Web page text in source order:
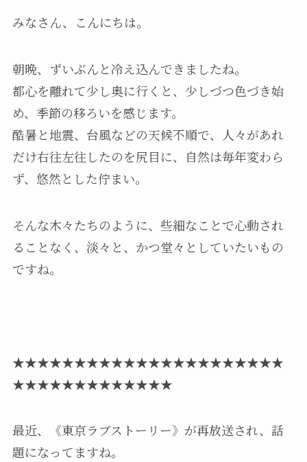
みなさん、こんにちは。
朝晩、ずいぶんと冷え込んできましたね。
都心を離れて少し奥に行くと、少しづつ色づき始
め、季節の移ろいを感じます。
酷暑と地震、台風などの天候不順で、人々があれ
だけ右往左往したのを尻目に、自然は毎年変わら
ず、悠然とした佇まい。
そんな木々たちのように、些細なことで心動され
ることなく、淡々と、かつ堂々としていたいもの
ですね。
★★★★★★★★★★★★★★★★★★★★★★
★★★★★★★★★★★★★
最近、《東京ラブストーリー》が再放送され、話
題になってますね。